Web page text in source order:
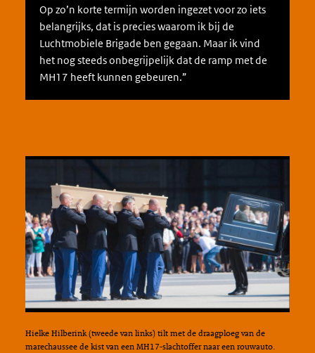
Op zo’n korte termijn worden ingezet voor zo iets
belangrijks, dat is precies waarom ik bij de
Luchtmobiele Brigade ben gegaan. Maar ik vind
het nog steeds onbegrijpelijk dat de ramp met de
MH17 heeft kunnen gebeuren.”
Hielke Hilberink (tweede van links) tilt met de draagploeg van de
marechaussee de kist van een MH17-slachtoffer naar een rouwauto.